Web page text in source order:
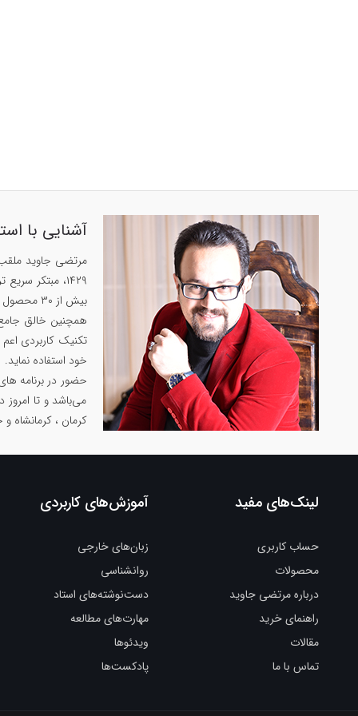
آشنایی با
بیش از ۳۰ محصول پرفروش در زمینه‌های زبان‌، حافظه و روان‌شناسی داشته است.
تکنیک کاربردی
خود استفاده نماید.
حضور در برنامه
می‌باشد و تا امروز
کرمان ، کرمانشاه
لینک‌های مفید
حساب کاربری
محصولات
درباره مرتضی جاوید
راهنمای خرید
مقالات
تماس با ما
آموزش‌های کاربردی
زبان‌های خارجی
روانشناسی
دست‌نوشته‌های استاد
مهارت‌های مطالعه
ویدئوها
پادکست‌ها